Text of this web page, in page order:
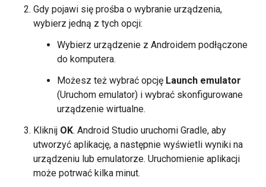
Gdy pojawi się prośba o wybranie urządzenia,
wybierz jedną z tych opcji:
Wybierz urządzenie z Androidem podłączone
do komputera.
Możesz też wybrać opcję Launch emulator
(Uruchom emulator) i wybrać skonfigurowane
urządzenie wirtualne.
Kliknij OK. Android Studio uruchomi Gradle, aby
utworzyć aplikację, a następnie wyświetli wyniki na
urządzeniu lub emulatorze. Uruchomienie aplikacji
może potrwać kilka minut.